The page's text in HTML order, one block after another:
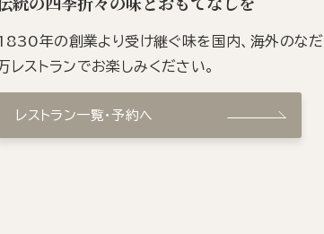
年の創業より受け継ぐ味を国内、海外のなだ
レストランでお楽しみください。
レストラン一覧・予約へ